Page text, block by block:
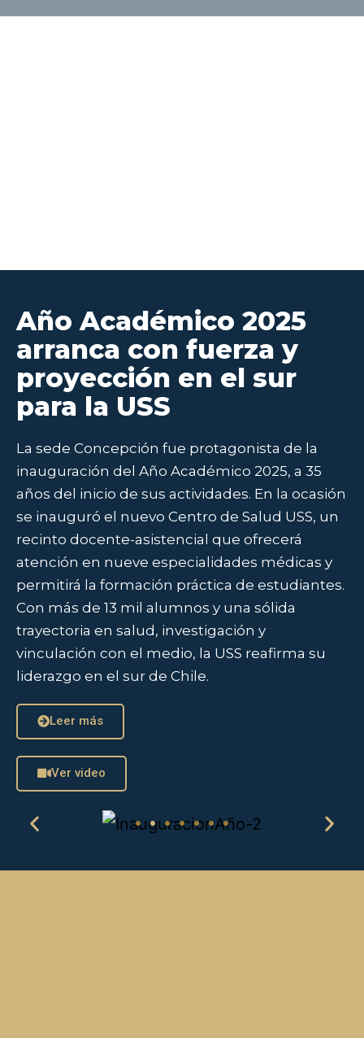
Año Académico 2025
arranca con fuerza y
proyección en el sur
para la USS
La sede Concepción fue protagonista de la
inauguración del Año Académico 2025, a 35
años del inicio de sus actividades. En la ocasión
se inauguró el nuevo Centro de Salud USS, un
recinto docente-asistencial que ofrecerá
atención en nueve especialidades médicas y
permitirá la formación práctica de estudiantes.
Con más de 13 mil alumnos y una sólida
trayectoria en salud, investigación y
vinculación con el medio, la USS reafirma su
liderazgo en el sur de Chile.
Leer más
Ver video